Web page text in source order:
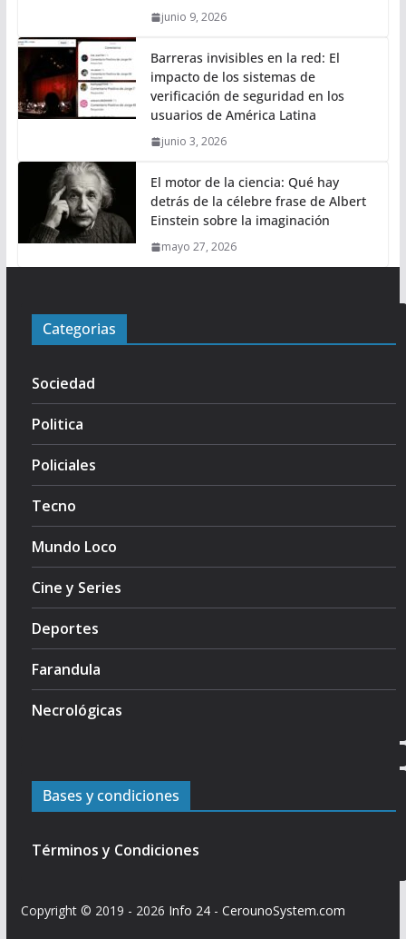
junio 9, 2026
Barreras invisibles en la red: El
impacto de los sistemas de
verificación de seguridad en los
usuarios de América Latina
junio 3, 2026
El motor de la ciencia: Qué hay
detrás de la célebre frase de Albert
Einstein sobre la imaginación
mayo 27, 2026
Categorias
Sociedad
Politica
Policiales
Tecno
Mundo Loco
Cine y Series
Deportes
Farandula
Necrológicas
Bases y condiciones
Términos y Condiciones
Copyright © 2019 - 2026 Info 24- CerounoSystem.com